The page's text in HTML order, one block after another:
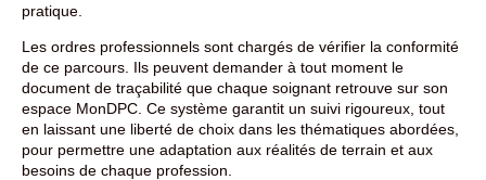
pratique.
Les ordres professionnels sont chargés de vérifier la conformité
de ce parcours. Ils peuvent demander à tout moment le
document de traçabilité que chaque soignant retrouve sur son
espace MonDPC. Ce système garantit un suivi rigoureux, tout
en laissant une liberté de choix dans les thématiques abordées,
pour permettre une adaptation aux réalités de terrain et aux
besoins de chaque profession.